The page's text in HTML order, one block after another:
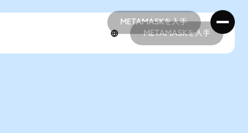
METAMASKを入手
METAMASKを入手
METAMASKを入手